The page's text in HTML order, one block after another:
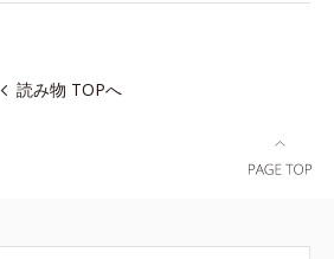
読み物 TOPへ